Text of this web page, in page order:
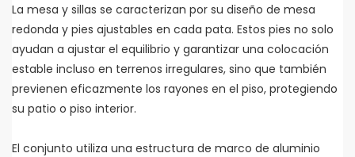
La mesa y sillas se caracterizan por su diseño de mesa
redonda y pies ajustables en cada pata. Estos pies no solo
ayudan a ajustar el equilibrio y garantizar una colocación
estable incluso en terrenos irregulares, sino que también
previenen eficazmente los rayones en el piso, protegiendo
su patio o piso interior.
El conjunto utiliza una estructura de marco de aluminio